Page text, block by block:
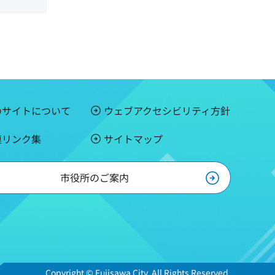
イトについて
ウェブアクセシビリティ方針
ンク集
サイトマップ
市役所のご案内